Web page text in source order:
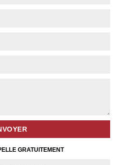
GRATUITEMENT